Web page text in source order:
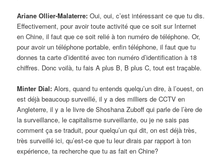
Ariane Ollier-Malaterre:Oui, oui, c’est intéressant ce que tu dis.
Effectivement, pour avoir toute activité que ce soit sur Internet
en Chine, il faut que ce soit relié à ton numéro de téléphone. Or,
pour avoir un téléphone portable, enfin téléphone, il faut que tu
donnes ta carte d’identité avec ton numéro d’identification à 18
chiffres. Donc voilà, tu fais A plus B, B plus C, tout est traçable.
Minter Dial:Alors, quand tu entends quelqu’un dire, à l’ouest, on
est déjà beaucoup surveillé, il y a des milliers de CCTV en
Angleterre, il y a le livre de Shoshana Zuboff qui parle de l’ère de
la surveillance, le capitalisme surveillante, ou je ne sais pas
comment ça se traduit, pour quelqu’un qui dit, on est déjà très,
très surveillé ici, qu’est-ce que tu leur dirais par rapport à ton
expérience, ta recherche que tu as fait en Chine?